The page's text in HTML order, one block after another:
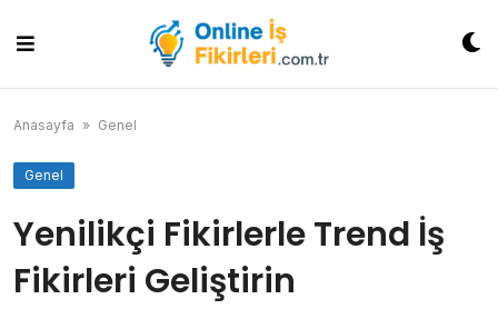
content
Anasayfa » Genel
Genel
Yenilikçi Fikirlerle Trend İş
Fikirleri Geliştirin